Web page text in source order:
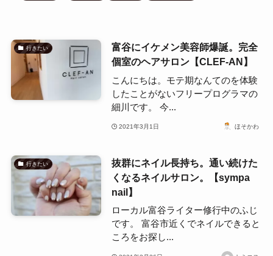
行きたい
富谷にイケメン美容師爆誕。完全
個室のヘアサロン【CLEF-AN】
こんにちは。モテ期なんてのを体験
したことがないフリープログラマの
細川です。 今...
2021年3月1日 ほそかわ
行きたい
抜群にネイル長持ち。通い続けた
くなるネイルサロン。【sympa
nail】
ローカル富谷ライター修行中のふじ
です。 富谷市近くでネイルできると
ころをお探し...